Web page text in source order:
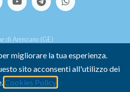
di Arenzano (GE)
-
POLICY-PRIVACY POLICY
di accessibilità
migliorare la tua esperienza.
sito acconsenti all'utilizzo dei
Cookies Policy